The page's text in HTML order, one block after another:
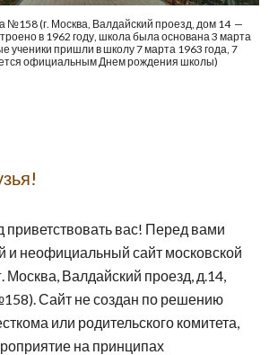
№158 (г. Москва, Валдайский проезд, дом 14 —
в 1962 году , школа была основана 3 марта
ученики пришли в школу 7 марта 1963 года, 7
официальным Днем рождения школы)
приветствовать вас! Перед вами
неофициальный сайт московской
Валдайский проезд, д.14,
Сайт не создан по решению
или родительского комитета,
на принципах